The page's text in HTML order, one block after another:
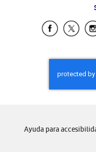
Ayuda para